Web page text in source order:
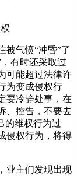
被气愤“冲昏”了
有时还采取过
可能超过法律许
为变成侵权行
要冷静处事，在
、控告，不要去
的维权行为过
侵权行为，将得
业主们发现出现